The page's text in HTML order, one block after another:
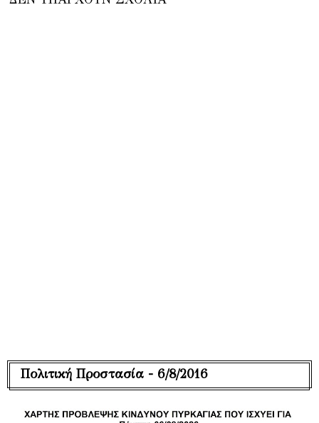
Πολιτική Προστασία - 6/8/2016